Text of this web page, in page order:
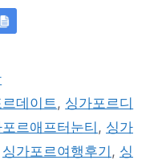
데이트, 싱가포르디
르애프터눈티, 싱가
싱가포르여행후기 , 싱